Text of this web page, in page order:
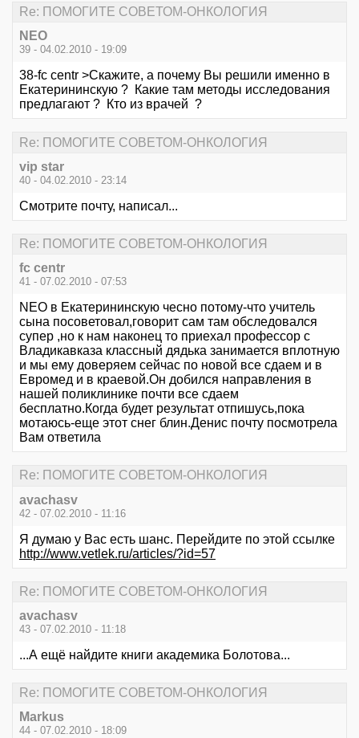
Re: ПОМОГИТЕ СОВЕТОМ-ОНКОЛОГИЯ
NEO
39 - 04.02.2010 - 19:09
38-fc centr >Скажите, а почему Вы решили именно в
Екатерининскую ? Какие там методы исследования
предлагают ? Кто из врачей ?
Re: ПОМОГИТЕ СОВЕТОМ-ОНКОЛОГИЯ
vip star
40 - 04.02.2010 - 23:14
Смотрите почту, написал...
Re: ПОМОГИТЕ СОВЕТОМ-ОНКОЛОГИЯ
fc centr
41 - 07.02.2010 - 07:53
NEO в Екатерининскую чесно потому-что учитель
сына посоветовал,говорит сам там обследовался
супер ,но к нам наконец то приехал профессор с
Владикавказа классный дядька занимается вплотную
и мы ему доверяем сейчас по новой все сдаем и в
Евромед и в краевой.Он добился направления в
нашей поликлинике почти все сдаем
бесплатно.Когда будет результат отпишусь,пока
мотаюсь-еще этот снег блин.Денис почту посмотрела
Вам ответила
Re: ПОМОГИТЕ СОВЕТОМ-ОНКОЛОГИЯ
avachasv
42 - 07.02.2010 - 11:16
Я думаю у Вас есть шанс. Перейдите по этой ссылке
http://www.vetlek.ru/articles/?id=57
Re: ПОМОГИТЕ СОВЕТОМ-ОНКОЛОГИЯ
avachasv
43 - 07.02.2010 - 11:18
...А ещё найдите книги академика Болотова...
Re: ПОМОГИТЕ СОВЕТОМ-ОНКОЛОГИЯ
Markus
44 - 07.02.2010 - 18:09